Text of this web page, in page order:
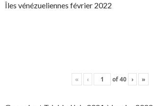
Îles vénézueliennes février 2022
« ‹ of40 › »